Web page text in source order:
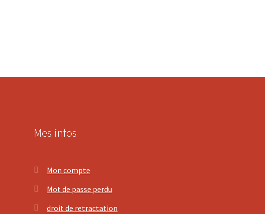
Mes infos
Mon compte
Mot de passe perdu
droit de retractation